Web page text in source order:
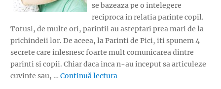
se bazeaza pe o intelegere
reciproca in relatia parinte copil.
Totusi, de multe ori, parintii au asteptari prea mari de la
prichindeii lor. De aceea, la Parinti de Pici, iti spunem 4
secrete care inlesnesc foarte mult comunicarea dintre
parinti si copii. Chiar daca inca n-au inceput sa articuleze
cuvinte sau, … Continuă lectura